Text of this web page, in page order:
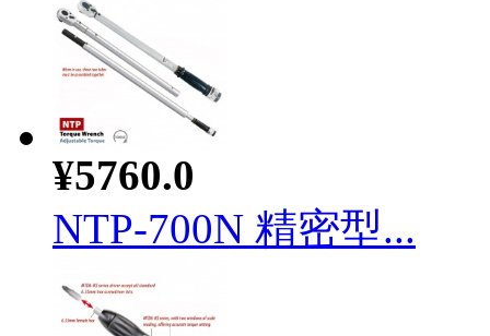
¥5760.0
NTP-700N 精密型...